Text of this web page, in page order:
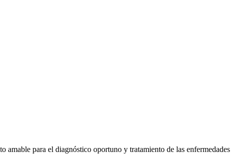
amable para el diagnóstico oportuno y tratamiento de las enfermedades